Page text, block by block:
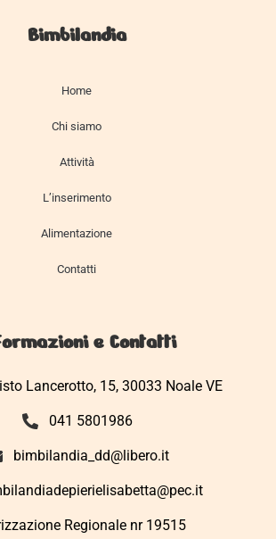
Bimbilandia
Home
Chi siamo
Attività
L’inserimento
Alimentazione
Contatti
e Contatti
Lancerotto, 15, 30033 Noale VE
041 5801986
bimbilandia_dd@libero.it
Regionale nr 19515